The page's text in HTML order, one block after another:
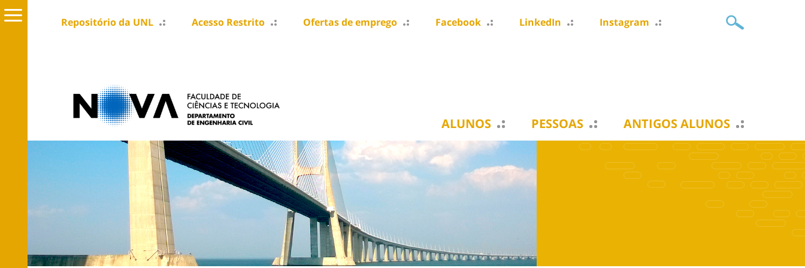
Repositório da UNL Acesso Restrito Ofertas de emprego Facebook LinkedIn Instagram
ALUNOS PESSOAS ANTIGOS ALUNOS